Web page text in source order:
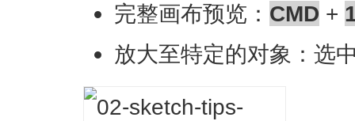
完整画布预览： CMD +
放大至特定的对象：选